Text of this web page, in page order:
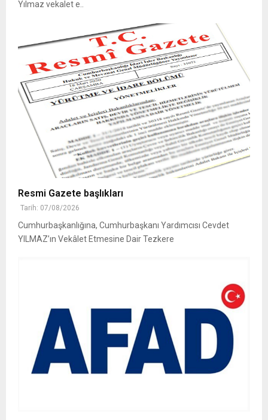
Yılmaz vekalet e..
Resmi Gazete başlıkları
Tarih: 07/08/2026
Cumhurbaşkanlığına, Cumhurbaşkanı Yardımcısı Cevdet
YILMAZ’ın Vekâlet Etmesine Dair Tezkere